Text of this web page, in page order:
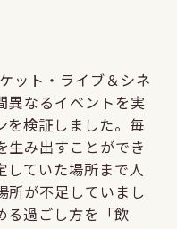
ット・ライブ＆シネ
異なるイベントを実
を検証しました。毎
生み出すことができ
していた場所まで人
所が不足していまし
る過ごし方を「飲